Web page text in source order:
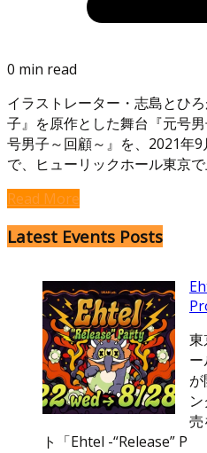
0 min read
イラストレーター・志島とひ
子』を原作とした舞台『元号
号男子～回顧～』を、2021年
で、ヒューリックホール東京
Read More
Latest Events Posts
東
売
ト「Ehtel -“Release” P